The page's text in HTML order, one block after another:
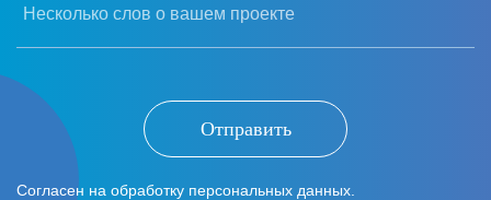
Несколько слов о вашем проекте
Отправить
Согласен на обработку персональных данных.